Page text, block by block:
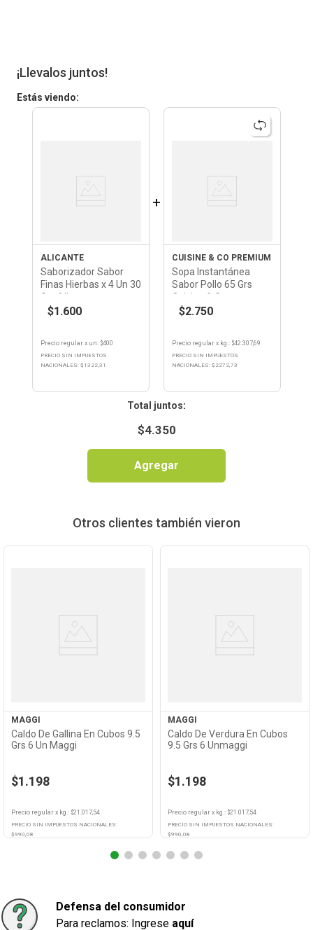
¡Llevalos juntos!
Estás viendo:
ALICANTE
Saborizador Sabor
Finas Hierbas x 4 Un 30
Grs Alicante
$1.600
Precio regular x un: $400
PRECIO SIN IMPUESTOS
NACIONALES: $ 1322,31
+
CUISINE & CO PREMIUM
Sopa Instantánea
Sabor Pollo 65 Grs
Cuisine & Co
$2.750
Precio regular x kg.: $42.307,69
PRECIO SIN IMPUESTOS
NACIONALES: $ 2272,73
:
$4.350
Agregar
Otros clientes también vieron
Ver
Producto
MAGGI
Caldo De Gallina En Cubos 9.5
Grs 6 Un Maggi
$1.198
Precio regular x kg. : $21.017,54
PRECIO SIN IMPUESTOS NACIONALES:
$990,08
Ver
Producto
MAGGI
Caldo De Verdura En Cubos
9.5 Grs 6 Unmaggi
$1.198
Precio regular x kg. : $21.017,54
PRECIO SIN IMPUESTOS NACIONALES:
$990,08
Defensa del consumidor
Para reclamos: Ingrese aquí